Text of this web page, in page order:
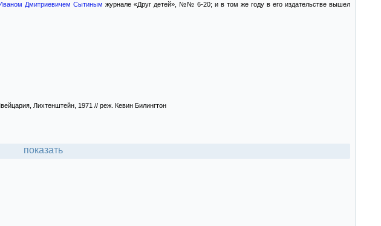
Дмитриевичем Сытиным журнале «Друг детей», №№ 6-20; и в том же году в его издательстве вышел
Лихтенштейн, 1971 // реж. Кевин Билингтон
показать